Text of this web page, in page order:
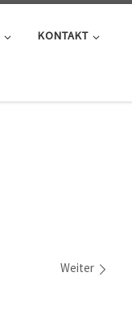
KONTAKT
Weiter